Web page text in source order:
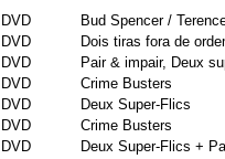
DVD
Bud Spencer /
DVD
Dois tiras fora de
DVD
Pair & impair, Deux
DVD
Crime Busters
DVD
Deux Super-Flics
DVD
Crime Busters
DVD
Deux Super-Flics +